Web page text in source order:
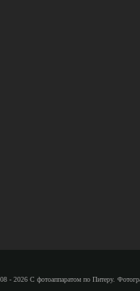
- 2026 С фотоаппаратом по Питеру.